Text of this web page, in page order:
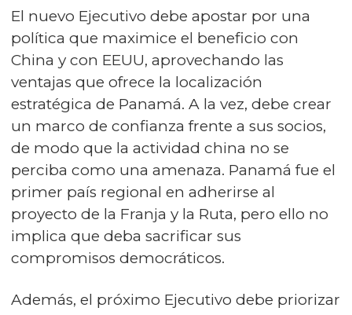
El nuevo Ejecutivo debe apostar por una
política que maximice el beneficio con
China y con EEUU, aprovechando las
ventajas que ofrece la localización
estratégica de Panamá. A la vez, debe crear
un marco de confianza frente a sus socios,
de modo que la actividad china no se
perciba como una amenaza. Panamá fue el
primer país regional en adherirse al
proyecto de la Franja y la Ruta, pero ello no
implica que deba sacrificar sus
compromisos democráticos.
Además, el próximo Ejecutivo debe priorizar